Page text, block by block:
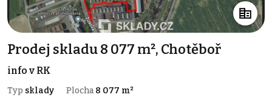
Prodej skladu 8 077 m², Chotěboř
info v RK
Typ sklady Plocha 8 077 m²